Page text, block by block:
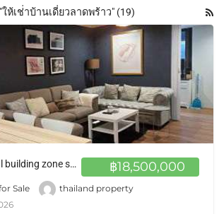
ห้เช่่าบ้านเดี่ยวลาดพร้าว" (19)
฿18,500,000
Home Commercial building zone sukhumvit44ขายและให้เช่า บ้านทาวโฮม 3 ชั้น มี 2 ห้องนอนใหญ่ 2 ห้องน้ำ สุขุมวิท
Sale
thailand property